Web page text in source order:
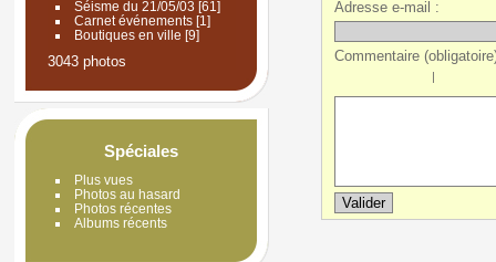
Séisme du 21/05/03 [61]
Carnet événements[1]
Boutiques en ville [9]
3043 photos
Spéciales
Plus vues
Photos au hasard
Photos récentes
Albums récents
Adresse e-mail :
Commentaire
|